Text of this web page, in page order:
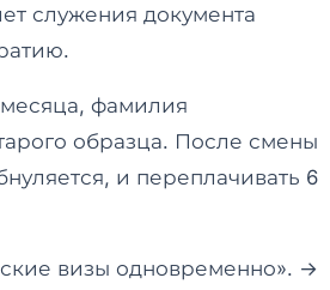
служения документа
фамилия
образца. После смены
и переплачивать 6
визы одновременно». →